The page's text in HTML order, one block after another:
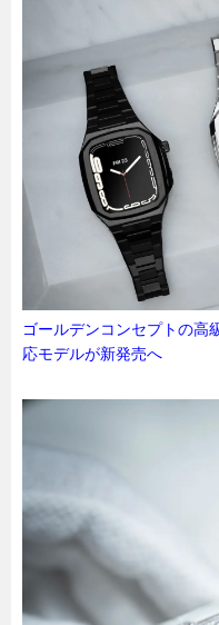
ゴールデンコンセプトの高
応モデルが新発売へ